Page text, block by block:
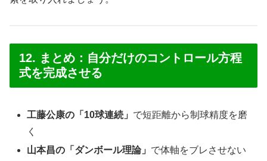
12. まとめ：自分だけのコントロール方程
式を完成させる
工藤公康の「10球連続」 で短距離から制球精度を磨
く
山本昌の「ダンボール理論」 で体軸をブレさせない